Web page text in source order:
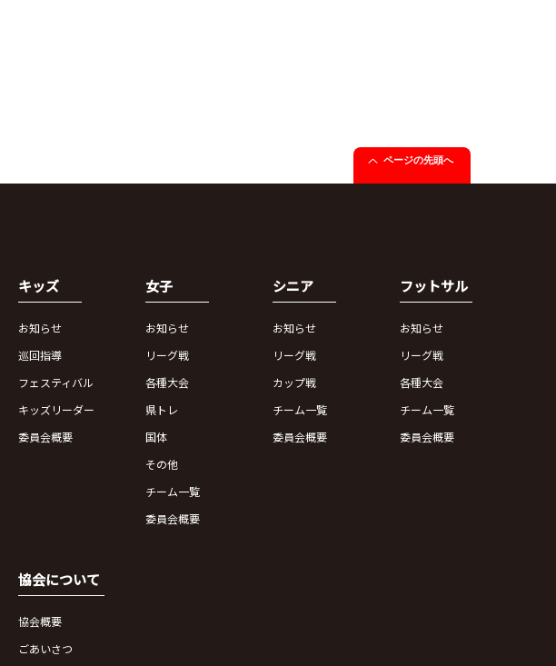
ページの先頭へ
キッズ
お知らせ
巡回指導
フェスティバル
キッズリーダー
委員会概要
女子
お知らせ
リーグ戦
各種大会
県トレ
国体
その他
チーム一覧
委員会概要
シニア
お知らせ
リーグ戦
カップ戦
チーム一覧
委員会概要
フットサル
お知らせ
リーグ戦
各種大会
チーム一覧
委員会概要
協会について
協会概要
ごあいさつ